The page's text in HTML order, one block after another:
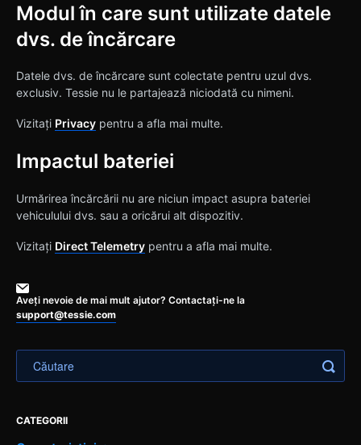
Modul în care sunt utilizate datele
dvs. de încărcare
Datele dvs. de încărcare sunt colectate pentru uzul dvs.
exclusiv. Tessie nu le partajează niciodată cu nimeni.
Vizitați Privacy pentru a afla mai multe.
Impactul bateriei
Urmărirea încărcării nu are niciun impact asupra bateriei
vehiculului dvs. sau a oricărui alt dispozitiv.
Vizitați Direct Telemetry pentru a afla mai multe.
Aveți nevoie de mai mult ajutor? Contactați-ne la
support@tessie.com
CATEGORII